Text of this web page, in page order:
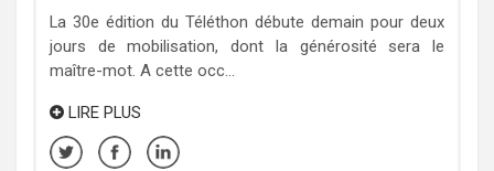
La 30e édition du Téléthon débute demain pour deux
jours de mobilisation, dont la générosité sera le
maître-mot. A cette occ...
LIRE PLUS